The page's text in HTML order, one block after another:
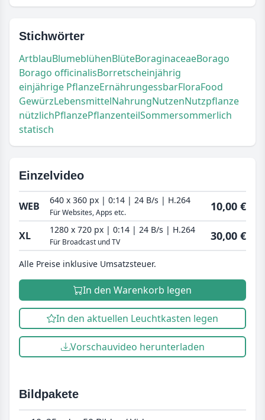
Stichwörter
ArtblauBlumeblühenBlüteBoraginaceaeBorago
Borago officinalisBorretscheinjährig
einjährige PflanzeErnährungessbarFloraFood
GewürzLebensmittelNahrungNutzenNutzpflanze
nützlichPflanzePflanzenteilSommersommerlich
statisch
Einzelvideo
WEB 640 x 360 px | 0:14 | 24 B/s | H.264
Für Websites, Apps etc. 10,00 €
XL 1280 x 720 px | 0:14 | 24 B/s | H.264
Für Broadcast und TV 30,00 €
Alle Preise inklusive Umsatzsteuer.
In den Warenkorb legen
In den aktuellen Leuchtkasten legen
Vorschauvideo herunterladen
Bildpakete